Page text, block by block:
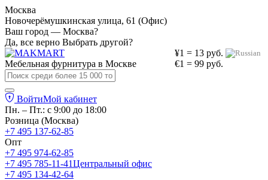
Москва
Новочерёмушкинская улица, 61 (Офис)
Ваш город — Москва?
Да, все верно Выбрать другой?
¥1 = 13 руб.
€1 = 99 руб.
Мебельная фурнитура в Москве
ВойтиМой кабинет
Пн. – Пт.: с 9:00 до 18:00
Розница (Москва)
+7 495 137-62-85
Опт
+7 495 974-62-85
+7 495 785-11-41Центральный офис
+7 495 134-42-64